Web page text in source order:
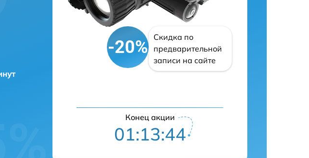
-20%
Скидка по
предварительной
записи на сайте
Конец акции
01:13:42